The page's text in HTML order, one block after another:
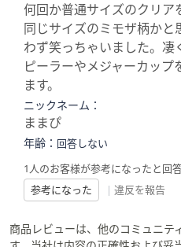
何回か普通サイズのクリア
同じサイズのミモザ柄かと
わず笑っちゃいました。凄
ピーラーやメジャーカッ
ます。
ニックネーム：
ままぴ
年齢： 回答しない
1人のお客様が参考になったと回
参考になった
| 違反を報告
商品レビューは、他のコミュニテ